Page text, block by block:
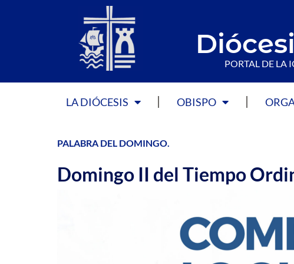
PORTAL DE LA
LA DIÓCESIS OBISPO
PALABRA DEL DOMINGO.
Domingo II del Tiempo